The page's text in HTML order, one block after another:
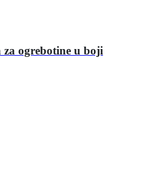
ogrebotine u boji